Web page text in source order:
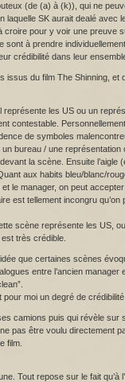
(de (a) à (k)), qui ne
laquelle SK aurait dealé avec
croire pour y voir une preuve
sont à prendre
crédibilité dans leur
issus du film The Shinning, et
représente les US ou un
contestable.
de symboles
bureau / une
la scène. Ensuite l’aigle
aux habits bleu/blanc/
le manager, on peut
est tellement incongru
scène représente les US,
très crédible.
que certaines scènes
entre l’ancien manager
moi un degré de
camions puis qui révèle sur
pas être voulu directement
film.
Tout repose sur le fait qu’à